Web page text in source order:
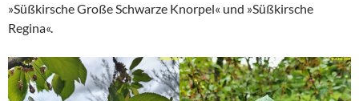
»Süßkirsche Große Schwarze Knorpel« und »Süßkirsche
Regina«.